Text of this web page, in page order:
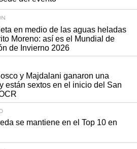
en medio de las aguas heladas
Moreno: así es el Mundial de
de Invierno 2026
y Majdalani ganaron una
están sextos en el inicio del San
se mantiene en el Top 10 en